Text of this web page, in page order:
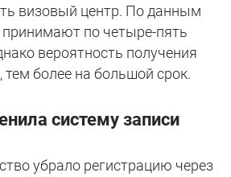
визовый центр. По данным
принимают по четыре-пять
вероятность получения
более на большой срок.
систему записи
убрало регистрацию через